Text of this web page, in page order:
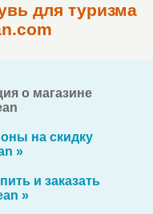
для туризма
о магазине
на скидку
»
и заказать
»